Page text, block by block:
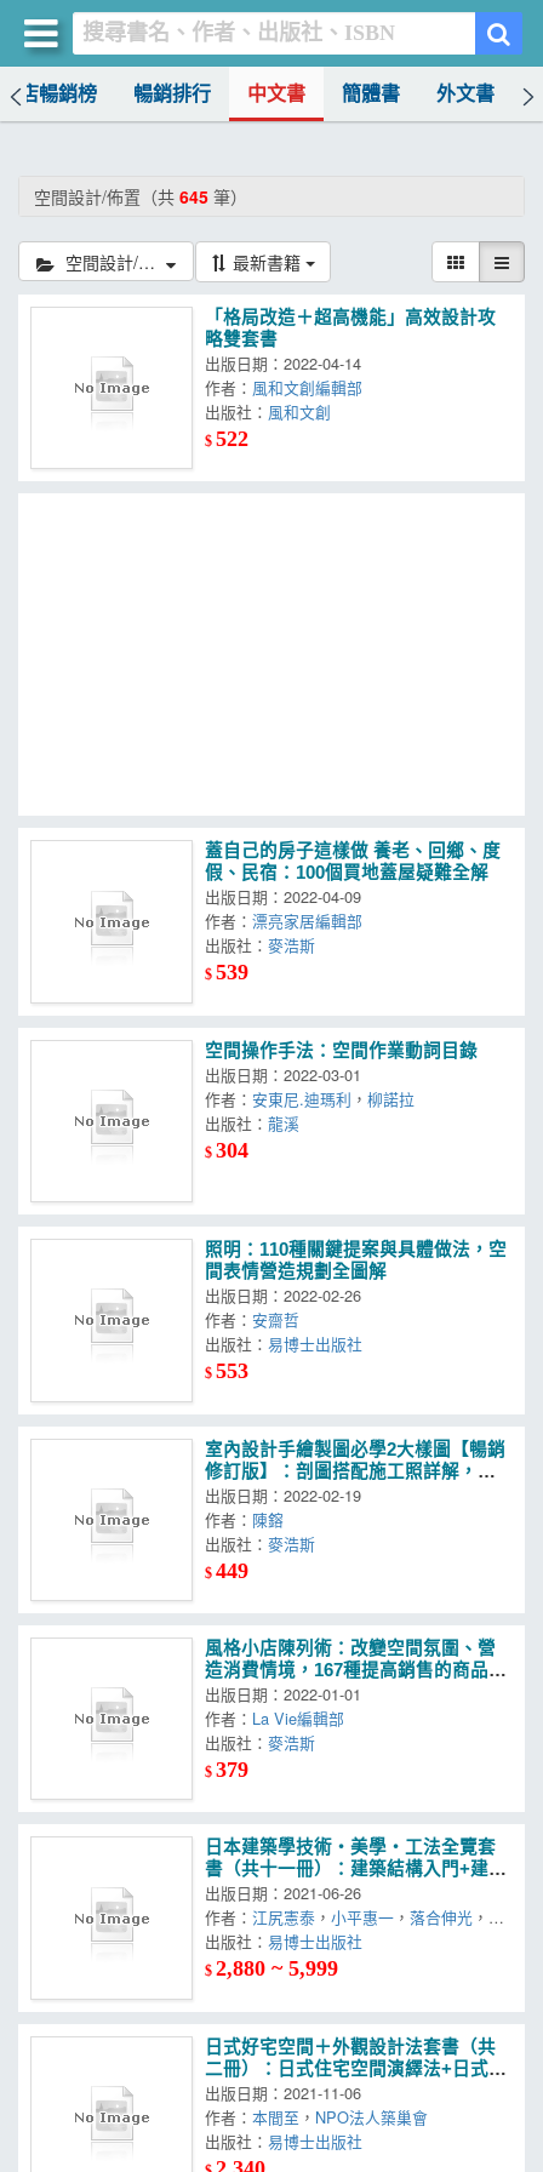
書店暢銷榜 暢銷排行 中文書 簡體書 外文書
空間設計/佈置（共 645 筆）
空間設計/佈置 最新書籍
「格局改造＋超高機能」高效設計攻
略雙套書
出版日期：2022-04-14
作者： 風和文創編輯部
出版社：
$522
蓋自己的房子這樣做 養老、回鄉、度
假、民宿：100個買地蓋屋疑難全解
出版日期：2022-04-09
作者：漂亮家居編輯部
出版社：
$539
空間操作手法：空間作業動詞目錄
出版日期：2022-03-01
作者：安東尼.迪瑪利 ，柳諾拉
出版社：
$304
照明：110種關鍵提案與具體做法，空
間表情營造規劃全圖解
出版日期：2022-02-26
作者：安齋哲
出版社：
$553
室內設計手繪製圖必學2大樣圖【暢銷
修訂版】：剖圖搭配施工照詳解，看
懂材料銜接、圖例畫法，重點精準掌
握一點就通
出版日期：2022-02-19
作者： 陳鎔
出版社：
$449
風格小店陳列術：改變空間氛圍、營
造消費情境，167種提高銷售的商品佈
置法則（暢銷增修版）
出版日期：2022-01-01
作者： La Vie編輯部
出版社：
$379
日本建築學技術‧美學‧工法全覽套
書（共十一冊）：建築結構入門+建築
入門+綠建材入門+日本式建築改造法
+住宅植栽 +裝潢建材+照明+環保住宅
+日式茶室設計+木構造+建築材料
出版日期：2021-06-26
作者：江尻憲泰 ，小平惠一 ，落合伸光 ， 大
江忍， 大場隆博
出版社：
$2,880 ~ 5,999
日式好宅空間＋外觀設計法套書（共
二冊）：日式住宅空間演繹法+日式住
宅外觀演繹法
出版日期：2021-11-06
作者：本間至 ， NPO法人築巢會
出版社：
買書網
書店暢銷榜
簡體書
外文書